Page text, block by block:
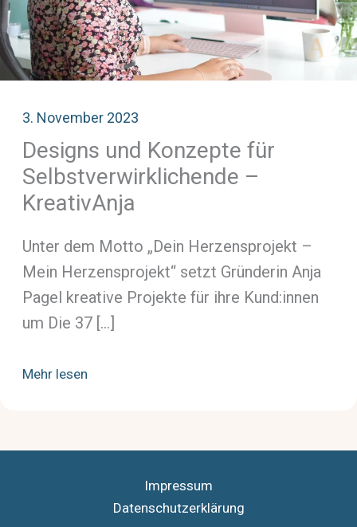
3. November 2023
Designs und Konzepte für
Selbstverwirklichende –
KreativAnja
Unter dem Motto „Dein Herzensprojekt –
Mein Herzensprojekt“ setzt Gründerin Anja
Pagel kreative Projekte für ihre Kund:innen
um Die 37 […]
Mehr lesen
Impressum
Datenschutzerklärung